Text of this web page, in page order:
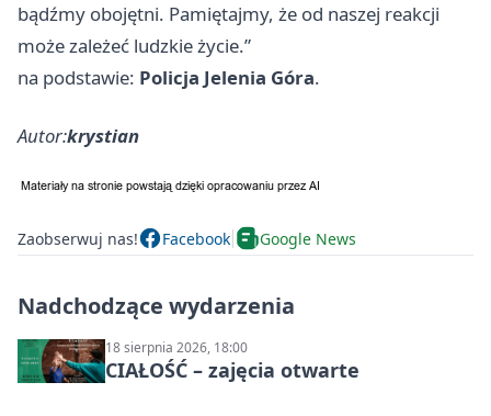
bądźmy obojętni. Pamiętajmy, że od naszej reakcji
może zależeć ludzkie życie.”
na podstawie: Policja Jelenia Góra.
Autor:krystian
Zaobserwuj nas! Facebook Google News
Nadchodzące wydarzenia
18 sierpnia 2026, 18:00
CIAŁOŚĆ – zajęcia otwarte